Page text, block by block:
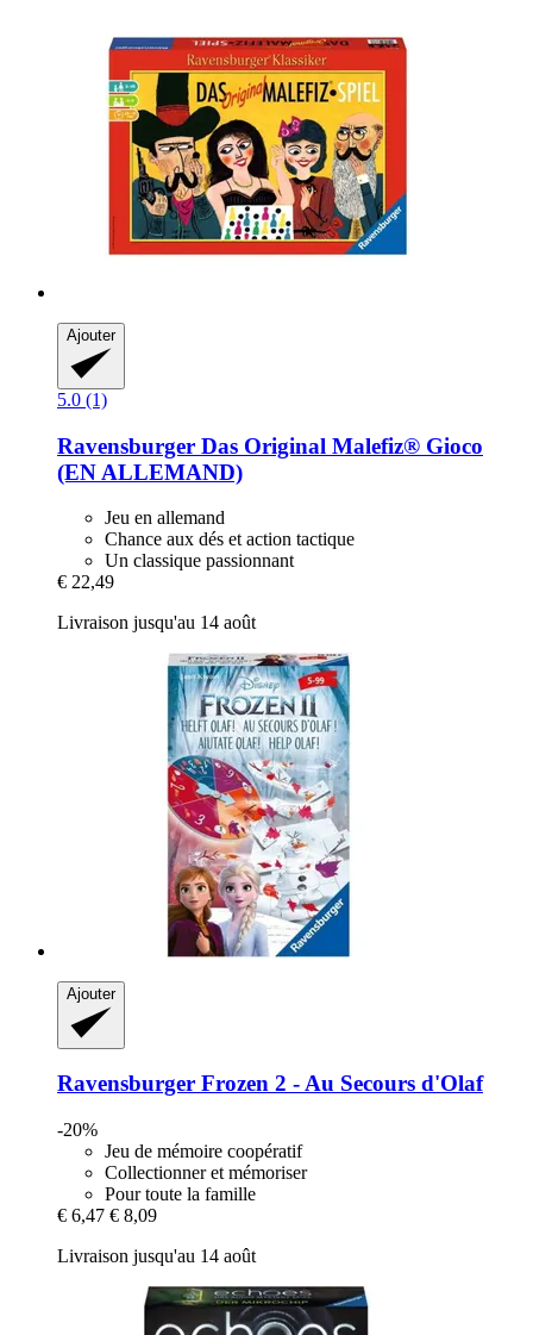
Ajouter
5.0 (1)
Ravensburger Das Original Malefiz® Gioco
(EN ALLEMAND)
Jeu en allemand
Chance aux dés et action tactique
Un classique passionnant
€ 22,49
Livraison jusqu'au 14 août
Ajouter
Ravensburger Frozen 2 -​ Au Secours d'Olaf
-20%
Jeu de mémoire coopératif
Collectionner et mémoriser
Pour toute la famille
€ 6,47 € 8,09
Livraison jusqu'au 14 août